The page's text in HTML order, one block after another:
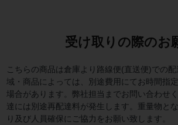
受け取りの際のお
こちらの商品は倉庫より路線便(直送便)での
域・商品によっては、別途費用にてお時間指
場合があります。弊社担当までお問い合わせ
達には別途再配達料が発生します。重量物と
り及び人員確保にご協力をお願い致します。